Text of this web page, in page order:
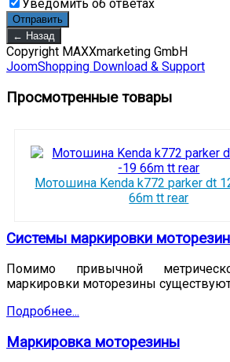
Уведомить об ответах
Copyright MAXXmarketing GmbH
JoomShopping Download & Support
Просмотренные товары
Мотошина Kenda k772 parker dt
66m tt rear
Системы маркировки
Помимо привычной
маркировки моторезины
Подробнее...
Маркировка моторезины